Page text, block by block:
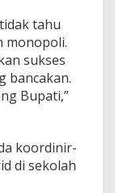
tahu
monopoli.
sukses
bancakan.
Bupati,”
koordinir-
di sekolah